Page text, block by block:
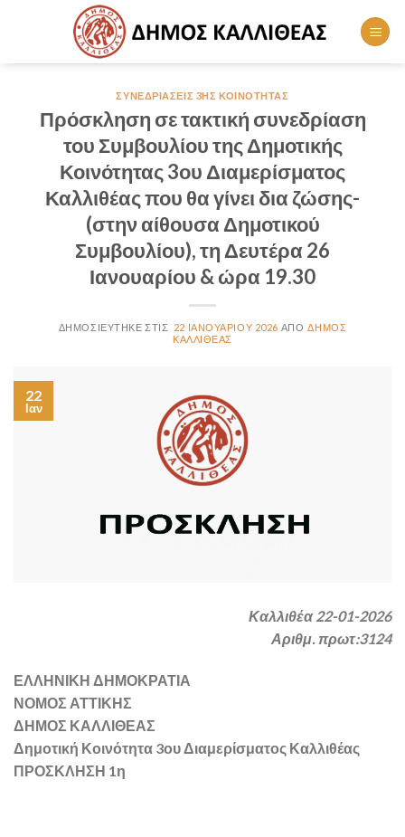
ΣΥΝΕΔΡΙΆΣΕΙΣ 3ΗΣ ΚΟΙΝΌΤΗΤΑΣ
Πρόσκληση σε τακτική συνεδρίαση
του Συμβουλίου της Δημοτικής
Κοινότητας 3ου Διαμερίσματος
Καλλιθέας που θα γίνει δια ζώσης-
(στην αίθουσα Δημοτικού
Συμβουλίου), τη Δευτέρα 26
Ιανουαρίου & ώρα 19.30
22 ΙΑΝΟΥΑΡΊΟΥ 2026
ΔΉΜΟΣ
ΚΑΛΛΙΘΈΑΣ
22
Ιαν
Καλλιθέα 22-01-2026
Αριθμ. πρωτ:3124
ΕΛΛΗΝΙΚΗ ΔΗΜΟΚΡΑΤΙΑ
ΝΟΜΟΣ ΑΤΤΙΚΗΣ
ΔΗΜΟΣ ΚΑΛΛΙΘΕΑΣ
Δημοτική Κοινότητα 3ου Διαμερίσματος Καλλιθέας
ΠΡΟΣΚΛΗΣΗ 1η